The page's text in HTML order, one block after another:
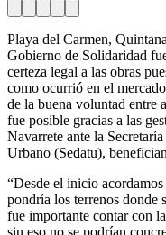
Playa del Carmen,
Gobierno de Solidaridad
certeza legal a las obras
como ocurrió en el
de la buena voluntad entre
fue posible gracias a las
Navarrete ante la
Urbano (Sedatu),
“Desde el inicio
pondría los terrenos donde
fue importante contar con
sin eso no se podrían